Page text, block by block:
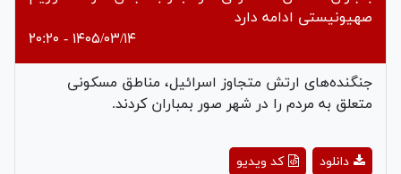
صهیونیستی ادامه دارد
۱۴۰۵/۰۳/۱۴ - ۲۰:۲۰
جنگنده‌های ارتش متجاوز اسرائیل، مناطق مسکونی
متعلق به مردم را در شهر صور بمباران کردند.
Playکد ویدیو دانلود